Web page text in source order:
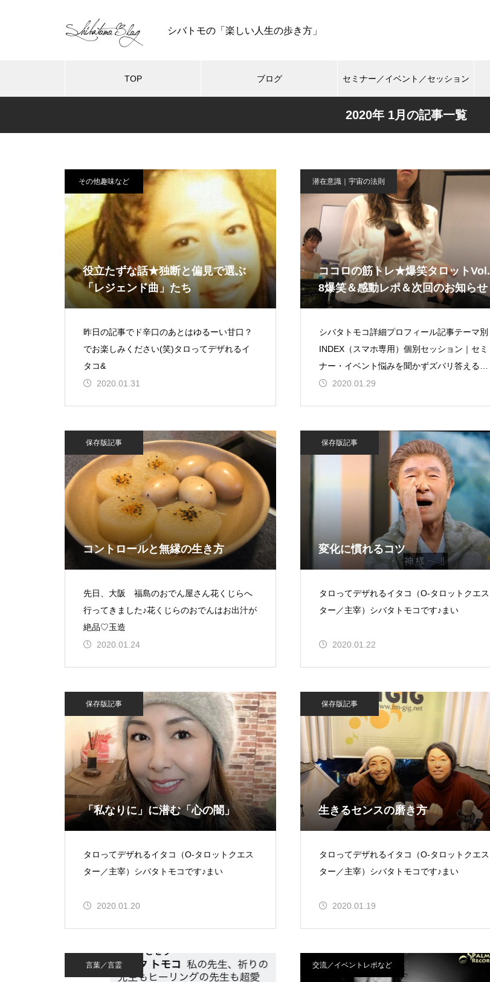
シバトモの「楽しい人生の歩き方」
TOP ブログ セミナー／イベント／セッション
2020年 1月の記事一覧
その他趣味など
役立たずな話★独断と偏見で選ぶ
「レジェンド曲」たち
昨日の記事でド辛口のあとはゆるーい甘口？
でお楽しみください(笑)タロってデザれるイ
タコ&
2020.01.31
潜在意識｜宇宙の法則
ココロの筋トレ★爆笑タロットVol.
8爆笑＆感動レポ＆次回のお知らせ
シバタトモコ詳細プロフィール記事テーマ別
INDEX（スマホ専用）個別セッション｜セミ
ナー・イベント悩みを聞かずズバリ答えるシ
バタトモコ式タロットデザイン制作・発注つ
2020.01.29
保存版記事
コントロールと無縁の生き方
先日、大阪 福島のおでん屋さん花くじらへ
行ってきました♪花くじらのおでんはお出汁が
絶品♡玉造
2020.01.24
保存版記事
変化に慣れるコツ
タロってデザれるイタコ（O-タロットクエス
ター／主宰）シバタトモコです♪まい
2020.01.22
保存版記事
「私なりに」に潜む「心の闇」
タロってデザれるイタコ（O-タロットクエス
ター／主宰）シバタトモコです♪まい
2020.01.20
保存版記事
生きるセンスの磨き方
タロってデザれるイタコ（O-タロットクエス
ター／主宰）シバタトモコです♪まい
2020.01.19
言葉／言霊 交流／イベントレポなど